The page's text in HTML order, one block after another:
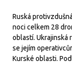
Ruská
noci celkem 28
oblastí. Ukrajinská
se jejím
Kurské oblasti.